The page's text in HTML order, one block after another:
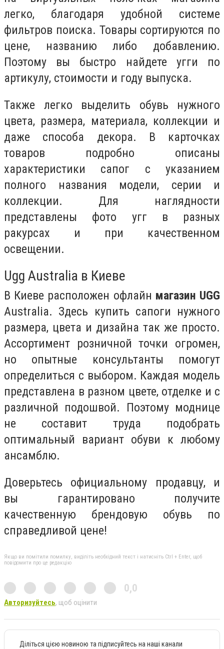
легко, благодаря удобной системе
фильтров поиска. Товары сортируются по
цене, названию либо добавлению.
Поэтому вы быстро найдете угги по
артикулу, стоимости и году выпуска.
Также легко выделить обувь нужного
цвета, размера, материала, коллекции и
даже способа декора. В карточках
товаров подробно описаны
характеристики сапог с указанием
полного названия модели, серии и
коллекции. Для наглядности
представлены фото угг в разных
ракурсах и при качественном
освещении.
Ugg Australia в Киеве
В Киеве расположен офлайн магазин UGG
Australia. Здесь купить сапоги нужного
размера, цвета и дизайна так же просто.
Ассортимент розничной точки огромен,
но опытные консультанты помогут
определиться с выбором. Каждая модель
представлена в разном цвете, отделке и с
различной подошвой. Поэтому моднице
не составит труда подобрать
оптимальный вариант обуви к любому
ансамблю.
Доверьтесь официальному продавцу, и
вы гарантировано получите
качественную брендовую обувь по
справедливой цене!
Якщо ви помітили помилку, виділіть необхідний текст і натисніть Ctrl + Enter, щоб
повідомити про це редакцію
0,0
Авторизуйтесь, щоб оцінити
Діліться цією новиною та підписуйтесь на наші канали